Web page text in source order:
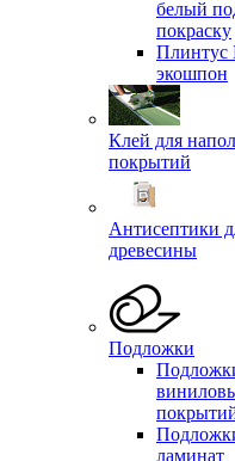
белый
покраску
экошпон
Клей для
покрытий
Антисептики
древесины
Подложки
ламинат